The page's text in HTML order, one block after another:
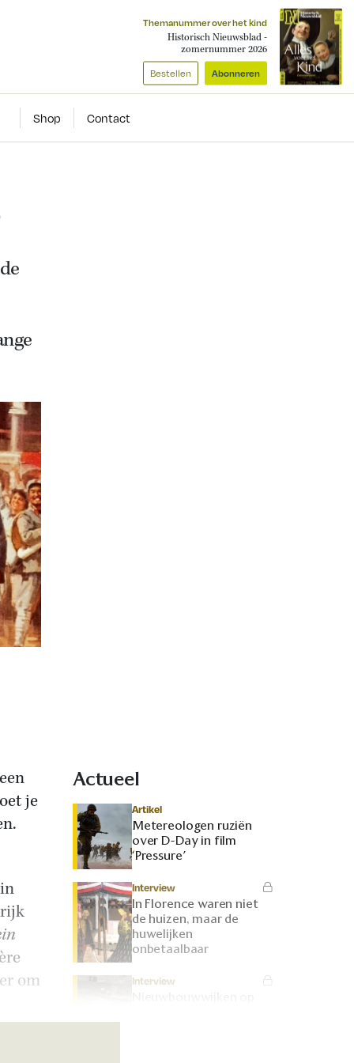
Themanummer over het kind
Historisch Nieuwsblad -
zomernummer 2026
Bestellen Abonneren
Shop Contact
je
om
Actueel
Artikel
Metereologen ruziën
over D-Day in film
‘Pressure’
Interview
In Florence waren niet
de huizen, maar de
huwelijken
onbetaalbaar
Interview